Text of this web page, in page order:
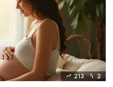
213 2